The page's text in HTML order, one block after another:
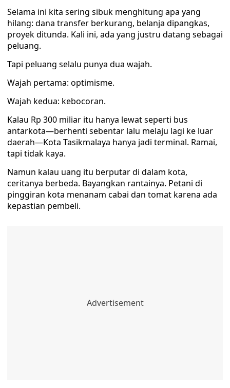
Selama ini kita sering sibuk menghitung apa yang
hilang: dana transfer berkurang, belanja dipangkas,
proyek ditunda. Kali ini, ada yang justru datang sebagai
peluang.
Tapi peluang selalu punya dua wajah.
Wajah pertama: optimisme.
Wajah kedua: kebocoran.
Kalau Rp 300 miliar itu hanya lewat seperti bus
antarkota—berhenti sebentar lalu melaju lagi ke luar
daerah—Kota Tasikmalaya hanya jadi terminal. Ramai,
tapi tidak kaya.
Namun kalau uang itu berputar di dalam kota,
ceritanya berbeda. Bayangkan rantainya. Petani di
pinggiran kota menanam cabai dan tomat karena ada
kepastian pembeli.